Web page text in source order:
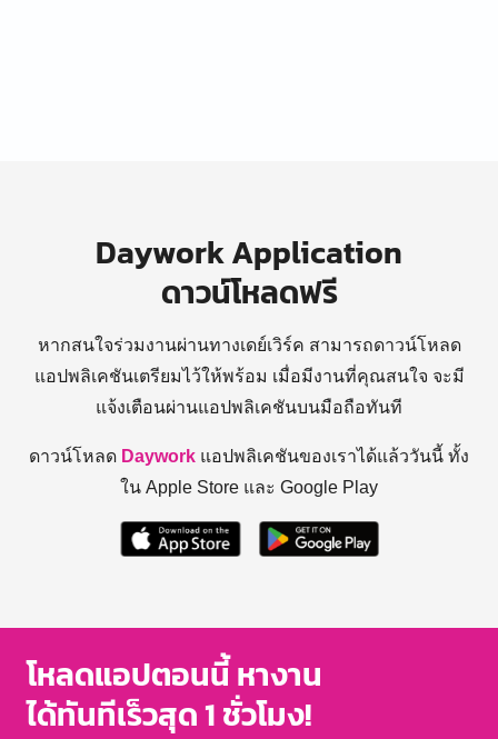
Daywork Application
ดาวน์โหลดฟรี
หากสนใจร่วมงานผ่านทางเดย์เวิร์ค สามารถดาวน์โหลด
แอปพลิเคชันเตรียมไว้ให้พร้อม เมื่อมีงานที่คุณสนใจ จะมี
แจ้งเตือนผ่านแอปพลิเคชันบนมือถือทันที
ดาวน์โหลด Daywork แอปพลิเคชันของเราได้แล้ววันนี้ ทั้ง
ใน Apple Store และ Google Play
โหลดแอปตอนนี้ หางาน
ได้ทันทีเร็วสุด 1 ชั่วโมง!